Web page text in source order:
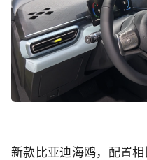
新款比亚迪海鸥，配置